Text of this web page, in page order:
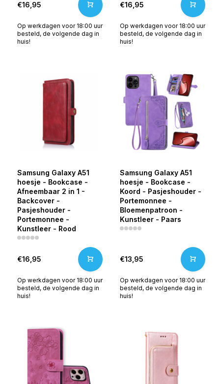
€16,95
Op werkdagen voor 18:00 uur
besteld, de volgende dag in
huis!
€16,95
Op werkdagen voor 18:00 uur
besteld, de volgende dag in
huis!
Samsung Galaxy A51
hoesje - Bookcase -
Afneembaar 2 in 1 -
Backcover -
Pasjeshouder -
Portemonnee -
Kunstleer - Rood
€16,95
Op werkdagen voor 18:00 uur
besteld, de volgende dag in
huis!
Samsung Galaxy A51
hoesje - Bookcase -
Koord - Pasjeshouder -
Portemonnee -
Bloemenpatroon -
Kunstleer - Paars
€13,95
Op werkdagen voor 18:00 uur
besteld, de volgende dag in
huis!